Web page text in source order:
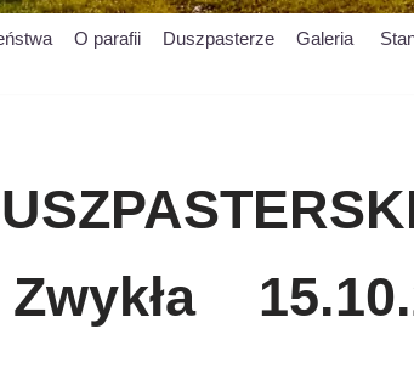
O parafii Duszpasterze Galeria
Zwykła